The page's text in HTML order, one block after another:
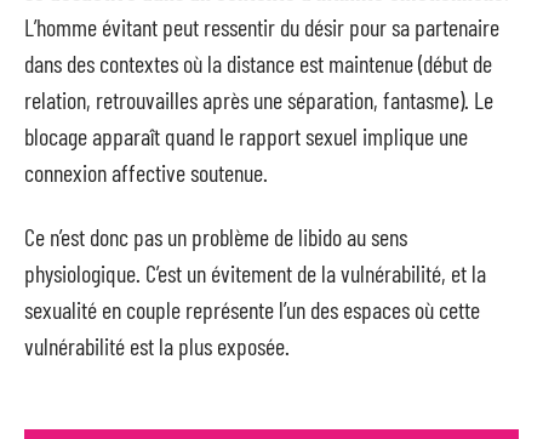
L’homme évitant peut ressentir du désir pour sa partenaire
dans des contextes où la distance est maintenue (début de
relation, retrouvailles après une séparation, fantasme). Le
blocage apparaît quand le rapport sexuel implique une
connexion affective soutenue.
Ce n’est donc pas un problème de libido au sens
physiologique. C’est un évitement de la vulnérabilité, et la
sexualité en couple représente l’un des espaces où cette
vulnérabilité est la plus exposée.